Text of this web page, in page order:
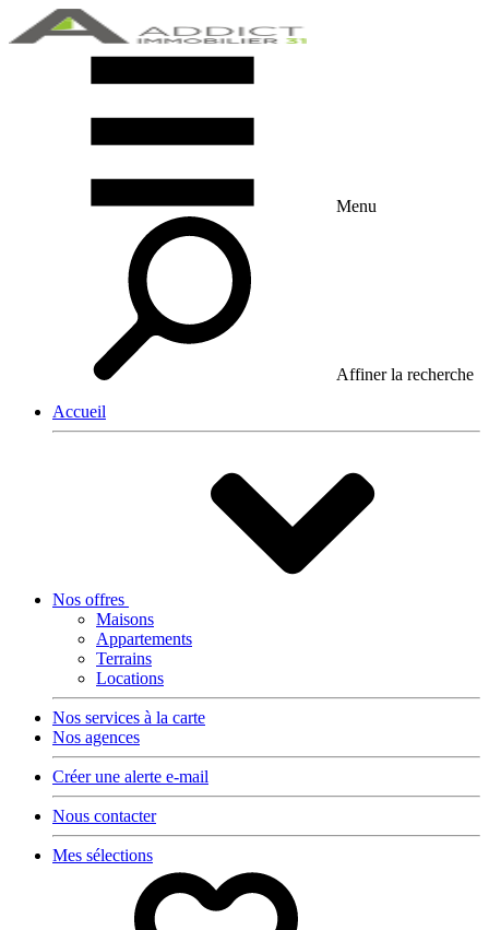
Menu
Affiner la recherche
Accueil
Nos offres
Maisons
Appartements
Terrains
Locations
Nos services à la carte
Nos agences
Créer une alerte e-mail
Nous contacter
Mes sélections